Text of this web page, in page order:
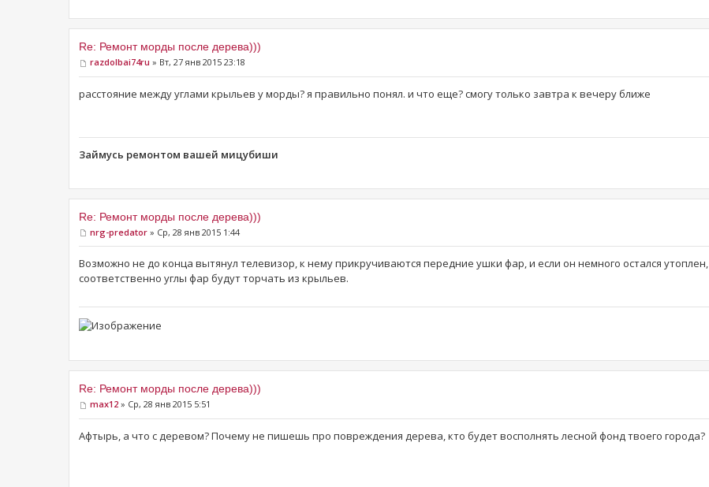
Re: Ремонт морды после дерева)))
razdolbai74ru » Вт, 27 янв 2015 23:18
расстояние между углами крыльев у морды? я правильно понял. и что еще? смогу только завтра к вечеру ближе
Займусь ремонтом вашей мицубиши
Re: Ремонт морды после дерева)))
nrg-predator » Ср, 28 янв 2015 1:44
Возможно не до конца вытянул телевизор, к нему прикручиваются передние ушки фар, и если он немного остался утоплен,
соответственно углы фар будут торчать из крыльев.
Re: Ремонт морды после дерева)))
max12 » Ср, 28 янв 2015 5:51
Афтырь, а что с деревом? Почему не пишешь про повреждения дерева, кто будет восполнять лесной фонд твоего города?